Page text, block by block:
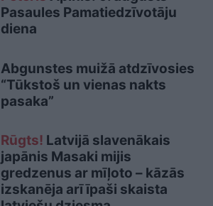
Pasaules Pamatiedzīvotāju
diena
Abgunstes muižā atdzīvosies
“Tūkstoš un vienas nakts
pasaka”
Rūgts! Latvijā slavenākais
japānis Masaki mijis
gredzenus ar mīļoto – kāzās
izskanēja arī īpaši skaista